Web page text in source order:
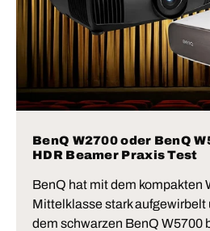
BenQ W2700 oder BenQ
HDR Beamer Praxis Test
BenQ hat mit dem kompakten
Mittelklasse stark aufgewirbelt
dem schwarzen BenQ W5700